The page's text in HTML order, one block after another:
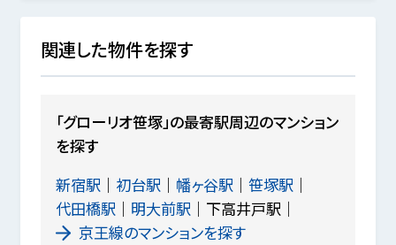
関連した物件を探す
「グローリオ笹塚」の最寄駅周辺のマンション
を探す
新宿駅
初台駅 幡ヶ谷駅
笹塚駅
代田橋駅
明大前駅
下高井戸駅
京王線のマンションを探す